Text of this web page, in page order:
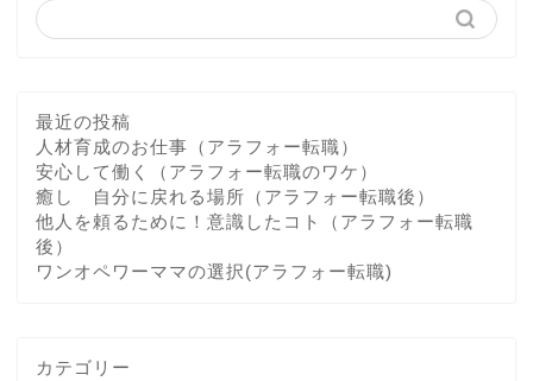
最近の投稿
人材育成のお仕事（アラフォー転職）
安心して働く（アラフォー転職のワケ）
癒し 自分に戻れる場所（アラフォー転職後）
他人を頼るために！意識したコト（アラフォー転職
後）
ワンオペワーママの選択(アラフォー転職)
カテゴリー